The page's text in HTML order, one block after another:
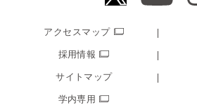
アクセスマップ
採用情報
サイトマップ
学内専用